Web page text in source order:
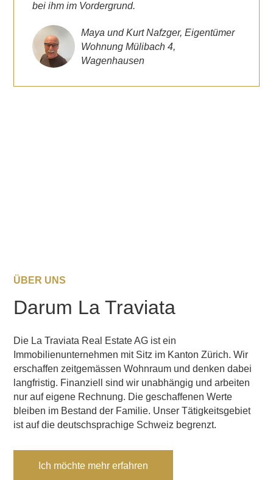
bei ihm im Vordergrund.
Maya und Kurt Nafzger, Eigentümer
Wohnung Mülibach 4,
Wagenhausen
ÜBER UNS
Darum La Traviata
Die La Traviata Real Estate AG ist ein
Immobilienunternehmen mit Sitz im Kanton Zürich. Wir
erschaffen zeitgemässen Wohnraum und denken dabei
langfristig. Finanziell sind wir unabhängig und arbeiten
nur auf eigene Rechnung. Die geschaffenen Werte
bleiben im Bestand der Familie. Unser Tätigkeitsgebiet
ist auf die deutschsprachige Schweiz begrenzt.
Ich möchte mehr erfahren